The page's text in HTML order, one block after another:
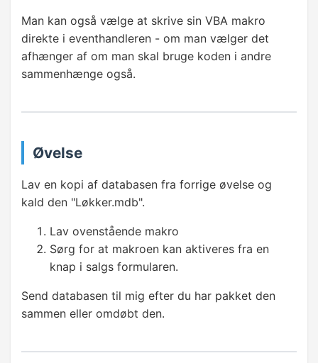
D Funktioner
ØVRIGE VBA EMNER
Man kan også vælge at skrive sin VBA makro
direkte i eventhandleren - om man vælger det
afhænger af om man skal bruge koden i andre
sammenhænge også.
Øvelse
Lav en kopi af databasen fra forrige øvelse og
kald den "Løkker.mdb".
Lav ovenstående makro
Sørg for at makroen kan aktiveres fra en
knap i salgs formularen.
Send databasen til mig efter du har pakket den
sammen eller omdøbt den.